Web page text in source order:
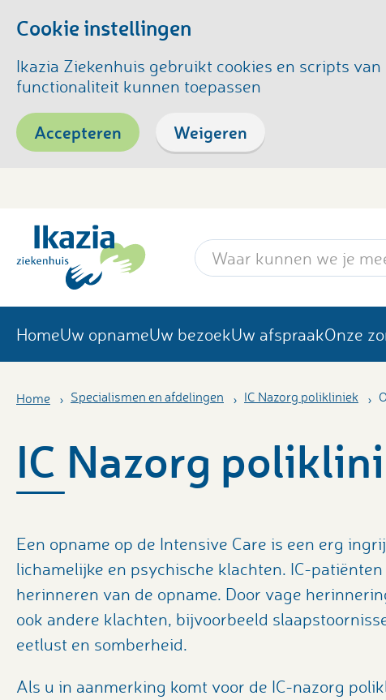
Cookie instellingen
Ikazia Ziekenhuis gebruikt cookies en scripts
functionaliteit kunnen toepassen
Accepteren Weigeren
Zoekwoord
HomeUw opnameUw bezoekUw afspraakOnze
Home Specialismen en afdelingen IC Nazorg polikliniek
IC Nazorg
Een opname op de Intensive Care is een erg
lichamelijke en psychische klachten. IC-
herinneren van de opname. Door vage
ook andere klachten, bijvoorbeeld
eetlust en somberheid.
Als u in aanmerking komt voor de IC-nazorg